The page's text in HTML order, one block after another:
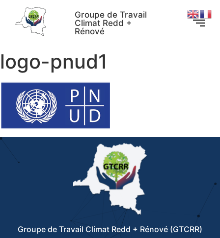
Groupe de Travail
Climat Redd +
Rénové
logo-pnud1
Groupe de Travail Climat Redd + Rénové (GTCRR)